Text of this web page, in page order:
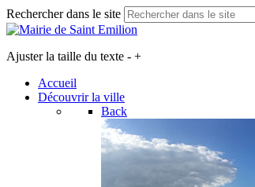
Rechercher dans le site
Ajuster la taille du texte - +
Accueil
Découvrir la ville
Back